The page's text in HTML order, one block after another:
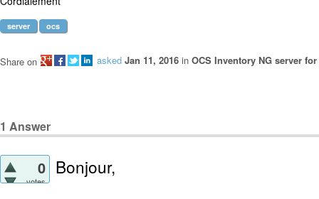
server ocs
asked Jan 11, 2016 in OCS Inventory NG server
Share on
1 Answer
0
votes
Bonjour,